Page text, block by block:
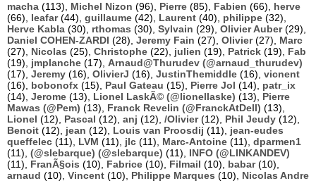
macha (113), Michel Nizon (96), Pierre (85), Fabien (66), herve
(66), leafar(44), guillaume (42), Laurent (40), philippe (32),
Herve Kabla (30), rthomas (30), Sylvain (29), Olivier Auber(29),
Daniel COHEN-ZARDI (28), Jeremy Fain (27), Olivier(27), Marc
(27), Nicolas (25), Christophe (22), julien (19), Patrick (19), Fab
(19), jmplanche (17), Arnaud@Thurudev (@arnaud_thurudev)
(17), Jeremy (16), OlivierJ (16), JustinThemiddle (16), vicnent
(16), bobonofx (15), Paul Gateau (15), Pierre Jol (14), patr_ix
(14), Jerome (13), Lionel LaskÃ© (@lionellaske) (13), Pierre
Mawas (@Pem) (13), Franck Revelin (@FranckAtDell) (13),
Lionel (12), Pascal (12), anj (12), /Olivier(12), Phil Jeudy (12),
Benoit (12), jean (12), Louis van Proosdij (11), jean-eudes
queffelec (11), LVM (11), jlc (11), Marc-Antoine (11), dparmen1
(11), (@slebarque) (@slebarque) (11), INFO (@LINKANDEV)
(11), FranÃ§ois (10), Fabrice (10), Filmail (10), babar(10),
arnaud (10), Vincent (10), Philippe Marques (10), Nicolas Andre